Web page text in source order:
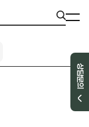
상담문의